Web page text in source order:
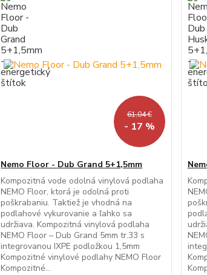
61,04 €
- 17 %
Nemo Floor - Dub Grand 5+1,5mm
Kompozitná vode odolná vinylová podlaha
NEMO Floor, ktorá je odolná proti
poškrabaniu. Taktiež je vhodná na
podlahové vykurovanie a ľahko sa
udržiava. Kompozitná vinylová podlaha
NEMO Floor – Dub Grand 5mm tr.33 s
integrovanou IXPE podložkou 1,5mm
Kompozitné vinylové podlahy NEMO Floor
Kompozitné...